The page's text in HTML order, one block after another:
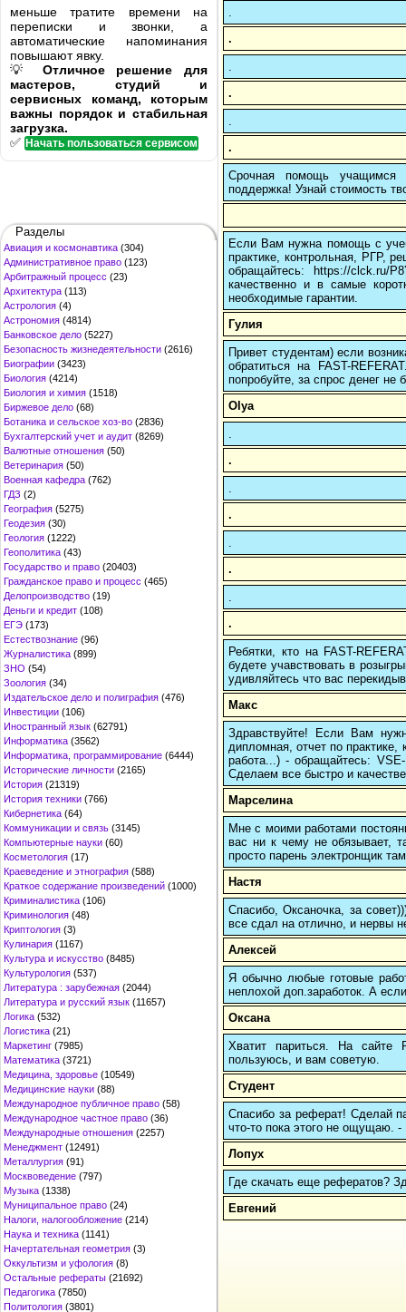
меньше тратите времени на
переписки и звонки, а
автоматические напоминания
повышают явку.
💡 Отличное решение для
мастеров, студий и
сервисных команд, которым
важны порядок и стабильная
загрузка.
✅ Начать пользоваться сервисом
Разделы
Авиация и космонавтика (304)
Административное право (123)
Арбитражный процесс (23)
Архитектура (113)
Астрология (4)
Астрономия (4814)
Банковское дело (5227)
Безопасность жизнедеятельности (2616)
Биографии (3423)
Биология (4214)
Биология и химия (1518)
Биржевое дело (68)
Ботаника и сельское хоз-во (2836)
Бухгалтерский учет и аудит (8269)
Валютные отношения (50)
Ветеринария (50)
Военная кафедра (762)
ГДЗ (2)
География (5275)
Геодезия (30)
Геология (1222)
Геополитика (43)
Государство и право (20403)
Гражданское право и процесс (465)
Делопроизводство (19)
Деньги и кредит (108)
ЕГЭ (173)
Естествознание (96)
Журналистика (899)
ЗНО (54)
Зоология (34)
Издательское дело и полиграфия (476)
Инвестиции (106)
Иностранный язык (62791)
Информатика (3562)
Информатика, программирование (6444)
Исторические личности (2165)
История (21319)
История техники (766)
Кибернетика (64)
Коммуникации и связь (3145)
Компьютерные науки (60)
Косметология (17)
Краеведение и этнография (588)
Краткое содержание произведений (1000)
Криминалистика (106)
Криминология (48)
Криптология (3)
Кулинария (1167)
Культура и искусство (8485)
Культурология (537)
Литература : зарубежная (2044)
Литература и русский язык (11657)
Логика (532)
Логистика (21)
Маркетинг (7985)
Математика (3721)
Медицина, здоровье (10549)
Медицинские науки (88)
Международное публичное право (58)
Международное частное право (36)
Международные отношения (2257)
Менеджмент (12491)
Металлургия (91)
Москвоведение (797)
Музыка (1338)
Муниципальное право (24)
Налоги, налогообложение (214)
Наука и техника (1141)
Начертательная геометрия (3)
Оккультизм и уфология (8)
Остальные рефераты (21692)
Педагогика (7850)
Политология (3801)
.
.
.
Срочная помощь учащимся в
поддержка! Узнай стоимость
Если Вам нужна помощь с
практике, контрольная, РГР,
обращайтесь: https://clck.ru/
качественно и в самые
необходимые гарантии.
Гулия
Привет студентам) если
обратиться на FAST-
попробуйте, за спрос денег не
Olya
.
.
.
.
Ребятки, кто на FAST-
будете учавствовать в
удивляйтесь что вас
Макс
Здравствуйте! Если Вам
дипломная, отчет по
работа...) - обращайтесь:
Сделаем все быстро и
Марселина
Мне с моими работами
вас ни к чему не обязывает,
просто парень электронщик
Настя
Спасибо, Оксаночка, за
все сдал на отлично, и нервы
Алексей
Я обычно любые готовые
неплохой доп.заработок. А
Оксана
Хватит париться. На
пользуюсь, и вам советую.
Студент
Спасибо за реферат! Сделай
что-то пока этого не ощущаю.
Лопух
Где скачать еще рефератов?
Евгений